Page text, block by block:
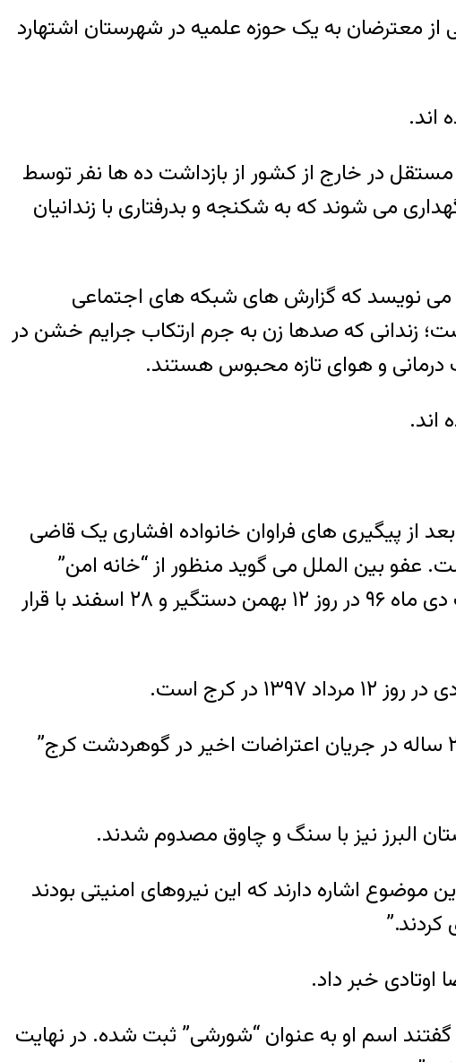
معترضان به یک حوزه علمیه در شهرستان اشتهارد
اند.
مستقل در خارج از کشور از بازداشت ده ها نفر توسط
می شوند که به شکنجه و بدرفتاری با زندانیان
می نویسد که گزارش های شبکه های اجتماعی
به قرچک) است؛ زندانی که صدها زن به جرم ارتکاب جرایم خشن در
درمانی و هوای تازه محبوس هستند.
اند.
در کرج دستگیر شد و بعد از پیگیری های فراوان خانواده افشاری یک قاضی
عفو بین الملل می گوید منظور از “خانه امن”
بازداشتگاه های مخفی نیروهای امنیتی و اطلاعاتی است. نادر افشاری پیشتر در پی اعترضات دی ماه ۹۶ در روز ۱۲ بهمن دستگیر و ۲۸ اسفند با قرار
کرج است.
حاجی رضا شاکرمی، دادستان عمومی و انقلاب کرج، روز یکشنبه از “کشته شدن یک جوان ۲۶ ساله در جریان اعتراضات اخیر در گوهردشت کرج”
البرز نیز با سنگ و چاوق مصدوم شدند.
موضوع اشاره دارند که این نیروهای امنیتی بودند
گفتند اسم او به عنوان “شورشی” ثبت شده. در نهایت